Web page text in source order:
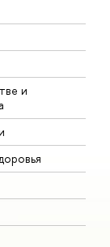
и